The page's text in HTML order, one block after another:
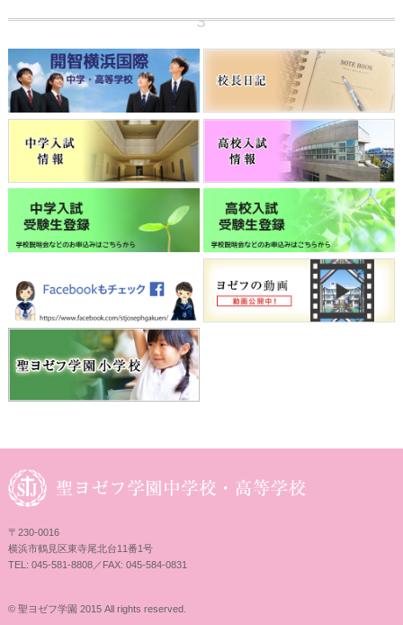
〒230-0016
横浜市鶴見区東寺尾北台11番1号
TEL: 045-581-8808／FAX: 045-584-0831
© 聖ヨゼフ学園 2015 All rights reserved.